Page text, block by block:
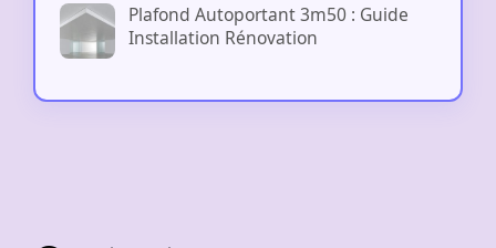
Plafond Autoportant 3m50 : Guide
Installation Rénovation